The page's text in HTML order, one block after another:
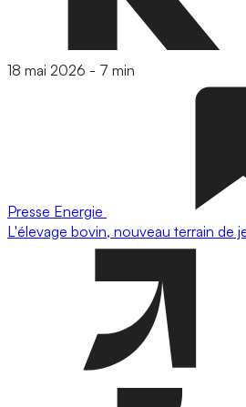
18 mai 2026 - 7 min
Presse Energie
L'élevage bovin, nouveau terrain de